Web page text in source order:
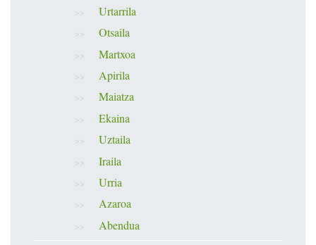
Urtarrila
Otsaila
Martxoa
Apirila
Maiatza
Ekaina
Uztaila
Iraila
Urria
Azaroa
Abendua